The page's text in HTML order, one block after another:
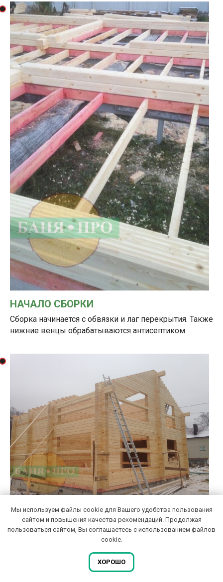
Мы используем файлы cookie для Вашего удобства пользования
сайтом и повышения качества рекомендаций. Продолжая
пользоваться сайтом, Вы соглашаетесь с использованием файлов
cookie.
ХОРОШО
НАЧАЛО СБОРКИ
Сборка начинается с обвязки и лаг перекрытия. Также
нижние венцы обрабатываются антисептиком
СБОРКА СТЕН
После основания приступаем к укладке венцов бани. В
данном варианте сруб делается из бруса